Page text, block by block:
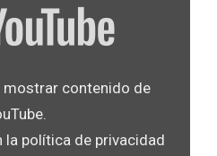
mostrar contenido de
la política de privacidad